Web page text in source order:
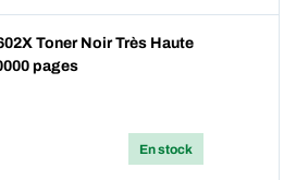
Toner Noir Très Haute
pages
En stock